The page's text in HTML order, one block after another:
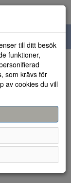
till ditt besök
funktioner,
som krävs för
av cookies du vill